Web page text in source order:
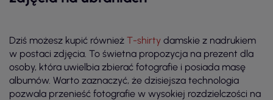
Dziś możesz kupić również T-shirty damskie z nadrukiem
w postaci zdjęcia. To świetna propozycja na prezent dla
osoby, która uwielbia zbierać fotografie i posiada masę
albumów. Warto zaznaczyć, że dzisiejsza technologia
pozwala przenieść fotografie w wysokiej rozdzielczości na